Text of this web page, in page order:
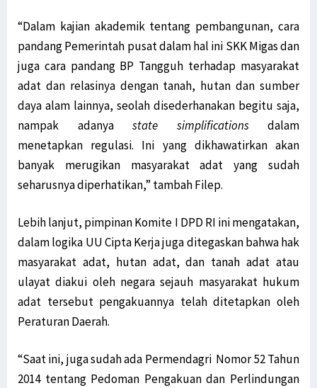
“Dalam kajian akademik tentang pembangunan, cara
pandang Pemerintah pusat dalam hal ini SKK Migas dan
juga cara pandang BP Tangguh terhadap masyarakat
adat dan relasinya dengan tanah, hutan dan sumber
daya alam lainnya, seolah disederhanakan begitu saja,
nampak adanya state simplificationsdalam
menetapkan regulasi. Ini yang dikhawatirkan akan
banyak merugikan masyarakat adat yang sudah
seharusnya diperhatikan,” tambah Filep.
Lebih lanjut, pimpinan Komite I DPD RI ini mengatakan,
dalam logika UU Cipta Kerja juga ditegaskan bahwa hak
masyarakat adat, hutan adat, dan tanah adat atau
ulayat diakui oleh negara sejauh masyarakat hukum
adat tersebut pengakuannya telah ditetapkan oleh
Peraturan Daerah.
“Saat ini, juga sudah ada Permendagri Nomor 52 Tahun
2014 tentang Pedoman Pengakuan dan Perlindungan